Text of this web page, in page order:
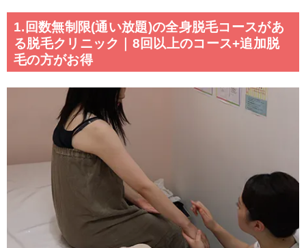
1.回数無制限(通い放題)の全身脱毛コースがあ
る脱毛クリニック｜8回以上のコース+追加脱
毛の方がお得